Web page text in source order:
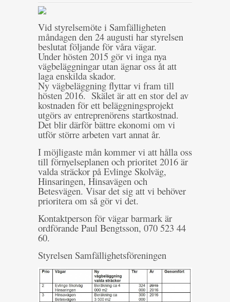
Vid styrelsemöte i Samfälligheten
måndagen den 24 augusti har styrelsen
beslutat följande för våra vägar.
Under hösten 2015 gör vi inga nya
vägbeläggningar utan ägnar oss åt att
laga enskilda skador.
Ny vägbeläggning flyttar vi fram till
hösten 2016. Skälet är att en stor del av
kostnaden för ett beläggningsprojekt
utgörs av entreprenörens startkostnad.
Det blir därför bättre ekonomi om vi
utför större arbeten vart annat år.
I möjligaste mån kommer vi att hålla oss
till förnyelseplanen och prioritet 2016 är
valda sträckor på Evlinge Skolväg,
Hinsaringen, Hinsavägen och
Betesvägen. Visar det sig att vi behöver
prioritera om så gör vi det.
Kontaktperson för vägar barmark är
ordförande Paul Bengtsson, 070 523 44
60.
Styrelsen Samfällighetsföreningen